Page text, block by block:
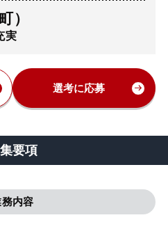
）
実
選考に応募
要項
内容